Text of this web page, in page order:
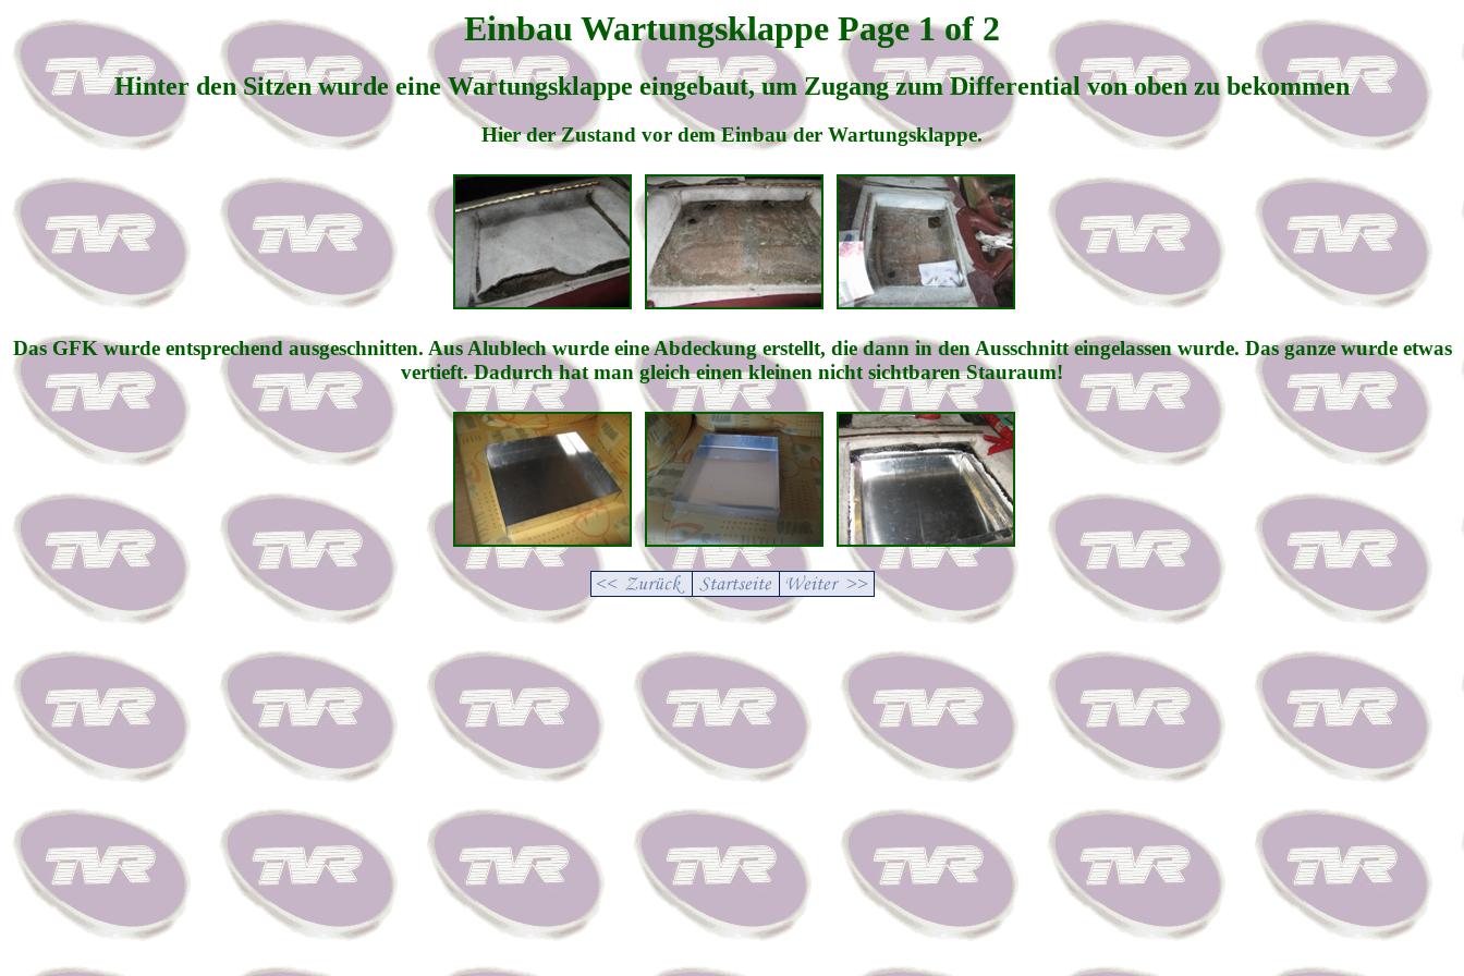
Einbau Wartungsklappe Page 1 of 2
Hinter den Sitzen wurde eine Wartungsklappe eingebaut, um Zugang zum Differential von oben zu bekommen
Hier der Zustand vor dem Einbau der Wartungsklappe.
Das GFK wurde entsprechend ausgeschnitten. Aus Alublech wurde eine Abdeckung erstellt, die dann in den Ausschnitt eingelassen wurde. Das ganze wurde etwas
vertieft. Dadurch hat man gleich einen kleinen nicht sichtbaren Stauraum!